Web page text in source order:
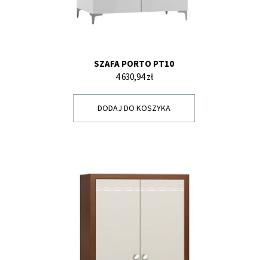
SZAFA PORTO PT10
Cena
4 630,94 zł
DODAJ DO KOSZYKA